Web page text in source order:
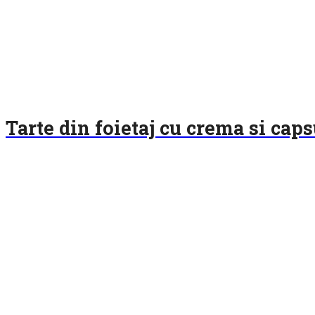
Tarte din foietaj cu crema si